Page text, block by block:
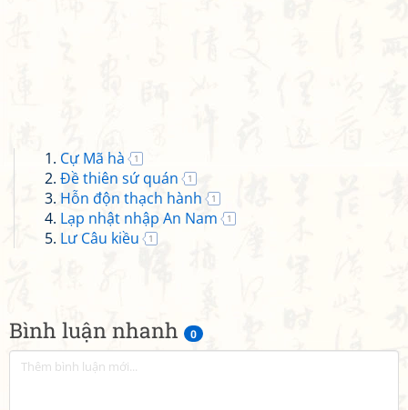
Bình luận nhanh 0
Cự Mã hà 1
Đề thiên sứ quán 1
Hỗn độn thạch hành 1
Lạp nhật nhập An Nam 1
Lư Câu kiều 1